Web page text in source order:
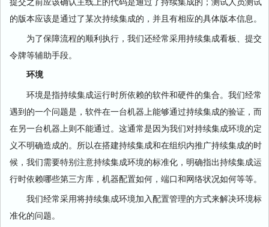
的版本应该是通过了某次持续集成的，并且有相应的具体版本信息。
为了保障流程的顺利执行，我们还经常采用持续集成看板、提交
令牌等辅助手段。
环境
环境是指持续集成运行时所依赖的软件和硬件的集合。我们经常
遇到的一个问题是，软件在一台机器上能够通过持续集成的验证，而
在另一台机器上则不能通过。这通常是因为我们对持续集成环境的定
义不明确造成的。所以在搭建持续集成和在组织内推广持续集成的时
候，我们需要特别注意持续集成环境的标准化，明确指出持续集成运
行时依赖哪些第三方库，机器配置如何，端口和网络状况如何等等。
我们经常采用将持续集成环境加入配置管理的方式来解决环境标
准化的问题。